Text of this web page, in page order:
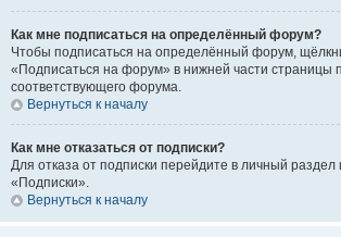
Как мне подписаться на определённый форум?
Чтобы подписаться на определённый форум,
«Подписаться на форум» в нижней части страницы
соответствующего форума.
Вернуться к началу
Как мне отказаться от подписки?
Для отказа от подписки перейдите в личный
«Подписки».
Вернуться к началу